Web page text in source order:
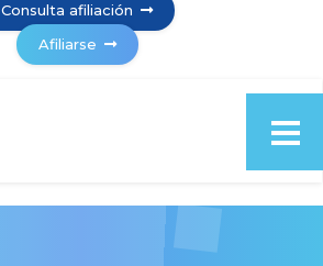
Consulta afiliación
Afiliarse